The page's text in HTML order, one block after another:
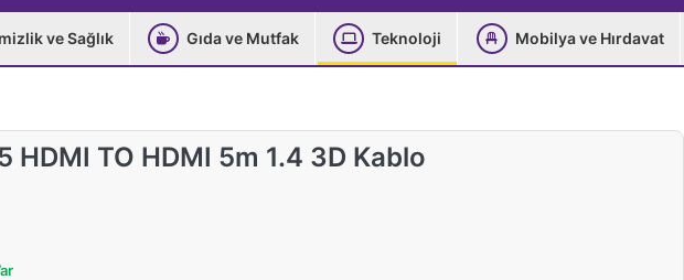
ve Sağlık Gıda ve Mutfak Teknoloji Mobilya ve Hırdavat
HDMI TO HDMI 5m 1.4 3D Kablo